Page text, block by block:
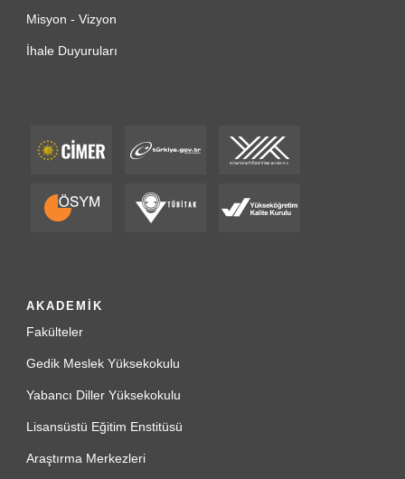
Misyon - Vizyon
İhale Duyuruları
AKADEMİK
Fakülteler
Gedik Meslek Yüksekokulu
Yabancı Diller Yüksekokulu
Lisansüstü Eğitim Enstitüsü
Araştırma Merkezleri